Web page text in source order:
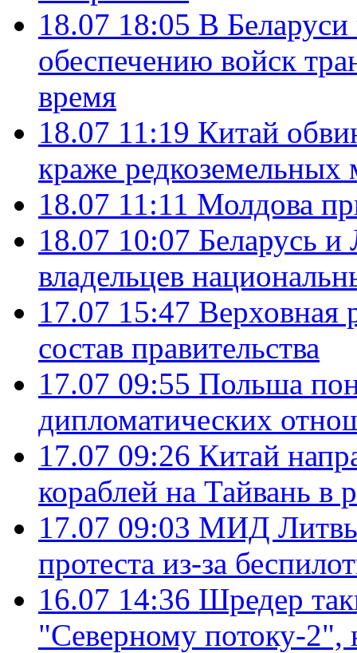
18.07 18:05 В
обеспечению войск
время
18.07 11:19 Китай
краже редкоземельных
18.07 11:11 Молдова
18.07 10:07 Беларусь
владельцев
17.07 15:47 Верховная
состав правительства
17.07 09:55 Польша
дипломатических
17.07 09:26 Китай
кораблей на Тайвань в
17.07 09:03 МИД Литвы
протеста из-за
16.07 14:36 Шредер
"Северному потоку-2",